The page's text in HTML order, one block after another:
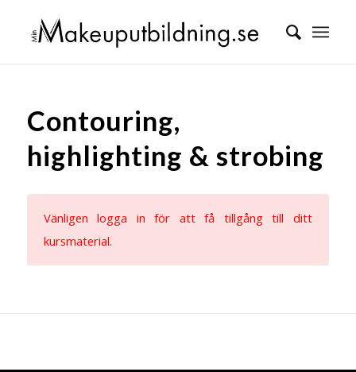
Contouring,
highlighting & strobing
Vänligen logga in för att få tillgång till ditt
kursmaterial.